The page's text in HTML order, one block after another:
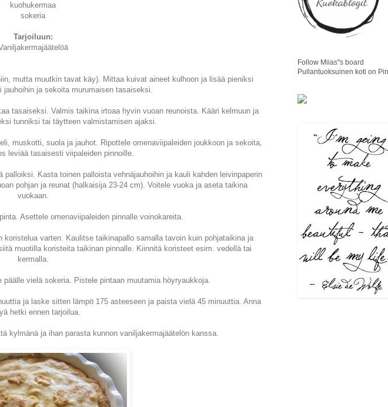
kuohukermaa
sokeria
Tarjoiluun:
mutta muutkin tavat käy). Mittaa kuivat aineet kulhoon ja lisää pieniksi
ja sekoita murumaisen tasaiseksi.
tasaiseksi. Valmis taikina irtoaa hyvin vuoan reunoista. Kääri kelmuun ja
tunniksi tai täytteen valmistamisen ajaksi.
muskotti, suola ja jauhot. Ripottele omenaviipaleiden joukkoon ja sekoita,
leviää tasaisesti viipaleiden pinnoille.
Kasta toinen palloista vehnäjauhoihin ja kauli kahden leivinpaperin
pohjan ja reunat (halkaisija 23-24 cm). Voitele vuoka ja aseta taikina
vuokaan.
Asettele omenaviipaleiden pinnalle voinokareita.
varten. Kaulitse taikinapallo samalla tavoin kuin pohjataikina ja
muotilla koristeita taikinan pinnalle. Kiinnitä koristeet esim. vedellä tai
kermalla.
vielä sokeria. Pistele pintaan muutamia höyryaukkoja.
ja laske sitten lämpö 175 asteeseen ja paista vielä 45 minuuttia. Anna
hetki ennen tarjoilua.
kylmänä ja ihan parasta kunnon vaniljakermajäätelön kanssa.
Follow Miias''s board
Pullantuoksuinen koti on